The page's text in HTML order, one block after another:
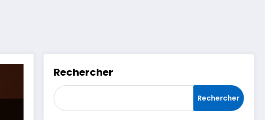
Rechercher
Rechercher